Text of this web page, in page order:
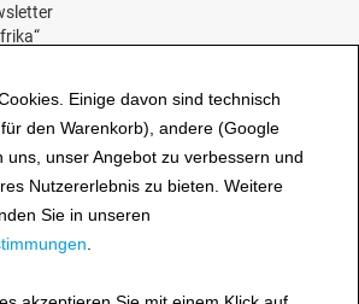
Einige davon sind technisch
den Warenkorb), andere (Google
uns, unser Angebot zu verbessern und
Nutzererlebnis zu bieten. Weitere
Sie in unseren
Kunden